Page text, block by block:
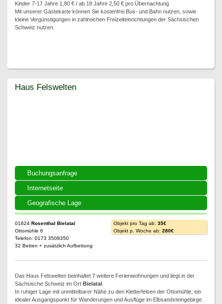
Kinder 7-17 Jahre 1,80 € / ab 18 Jahre 2,50 € pro Übernachtung
Mit unserer Gästekarte können Sie kostenfrei Bus- und Bahn nutzen, sowie
kleine Vergünstigungen in zahlreichen Freizeiteinrichtungen der Sächsischen
Schweiz nutzen.
Haus Felswelten
Buchungsanfrage
Internetseite
Geografische Lage
Haus Felswelten
01824 Rosenthal Bielatal
Ottomühle 6
Telefon: 0173 3508350
32 Betten + zusätzlich Aufbettung
Objekt pro Tag ab: 35€
Objekt p. Woche ab: 280€
Das Haus Felswelten beinhaltet 7 weitere Ferienwohnungen und liegt in der
Sächsische Schweiz im Ort Bielatal
In ruhiger Lage mit unmittelbarer Nähe zu den Kletterfelsen der Ottomühle, ein
idealer Ausgangspunkt für Wanderungen und Ausflüge im Elbsandsteingebirge.